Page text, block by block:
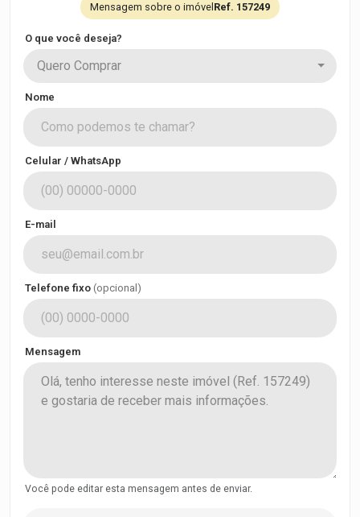
Mensagem sobre o imóvel Ref. 157249
O que você deseja?
Quero Comprar
Nome
Celular / WhatsApp
E-mail
Telefone fixo (opcional)
Mensagem
Você pode editar esta mensagem antes de enviar.